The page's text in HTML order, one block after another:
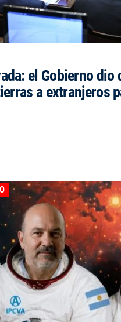
el Gobierno dio
a extranjeros